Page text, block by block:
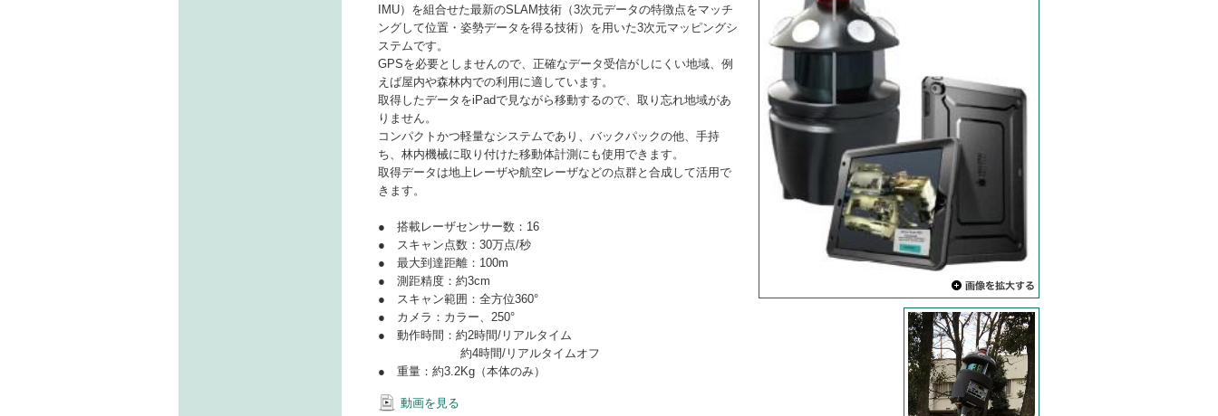
IMU）を組合せた最新のSLAM技術（3次元データの特徴点をマッチ
ングして位置・姿勢データを得る技術）を用いた3次元マッピングシ
ステムです。
GPSを必要としませんので、正確なデータ受信がしにくい地域、例
えば屋内や森林内での利用に適しています。
取得したデータをiPadで見ながら移動するので、取り忘れ地域があ
りません。
コンパクトかつ軽量なシステムであり、バックパックの他、手持
ち、林内機械に取り付けた移動体計測にも使用できます。
取得データは地上レーザや航空レーザなどの点群と合成して活用で
きます。
● 搭載レーザセンサー数：16
● スキャン点数：30万点/秒
● 最大到達距離：100m
● 測距精度：約3cm
● スキャン範囲：全方位360°
● カメラ：カラー、250°
● 動作時間：約2時間/リアルタイム
約4時間/リアルタイムオフ
● 重量：約3.2Kg（本体のみ）
動画を見る